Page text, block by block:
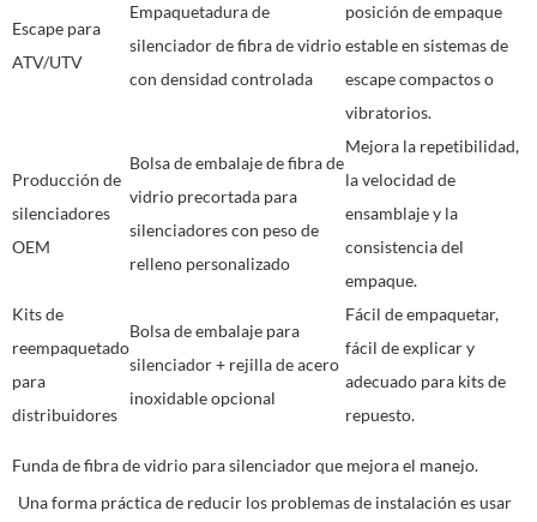
Escape para
ATV/UTV
Empaquetadura de
silenciador de fibra de vidrio
con densidad controlada
posición de empaque
estable en sistemas de
escape compactos o
vibratorios.
Producción de
silenciadores
OEM
Bolsa de embalaje de fibra de
vidrio precortada para
silenciadores con peso de
relleno personalizado
Mejora la repetibilidad,
la velocidad de
ensamblaje y la
consistencia del
empaque.
Kits de
reempaquetado
para
distribuidores
Bolsa de embalaje para
silenciador + rejilla de acero
inoxidable opcional
Fácil de empaquetar,
fácil de explicar y
adecuado para kits de
repuesto.
Funda de fibra de vidrio para silenciador que mejora el manejo.
Una forma práctica de reducir los problemas de instalación es usar